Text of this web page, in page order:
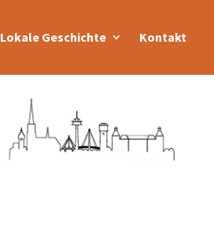
Lokale Geschichte Kontakt